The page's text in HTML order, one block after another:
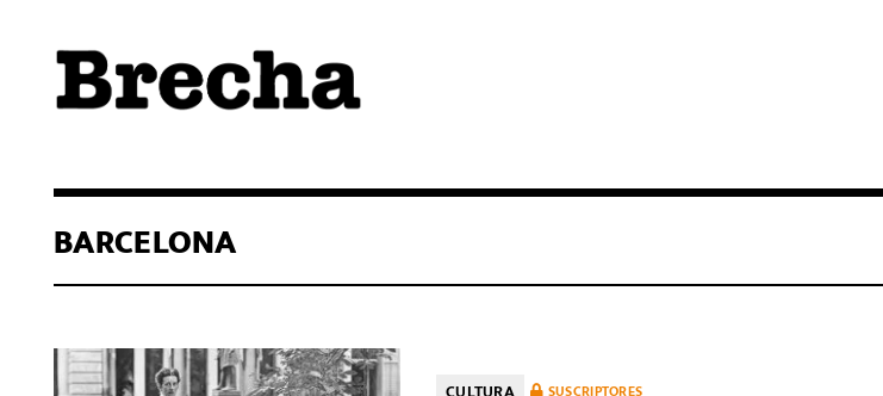
BARCELONA
CULTURA SUSCRIPTORES